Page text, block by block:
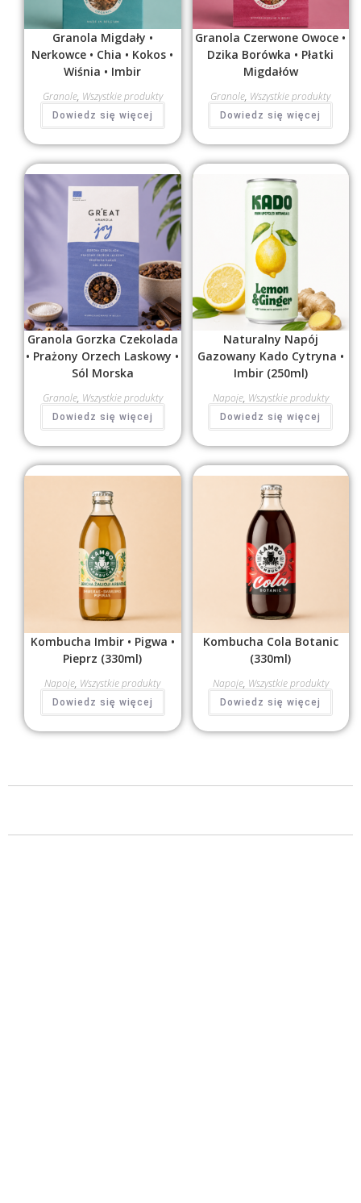
Granole, Wszystkie produkty
Granola Migdały •
Nerkowce • Chia • Kokos •
Wiśnia • Imbir
Dowiedz się więcej
Granole, Wszystkie produkty
Granola Czerwone Owoce •
Dzika Borówka • Płatki
Migdałów
Dowiedz się więcej
Granole, Wszystkie produkty
Granola Gorzka Czekolada
• Prażony Orzech Laskowy •
Sól Morska
Dowiedz się więcej
Napoje, Wszystkie produkty
Naturalny Napój
Gazowany Kado Cytryna •
Imbir (250ml)
Dowiedz się więcej
Napoje, Wszystkie produkty
Kombucha Imbir • Pigwa •
Pieprz (330ml)
Dowiedz się więcej
Napoje, Wszystkie produkty
Kombucha Cola Botanic
(330ml)
Dowiedz się więcej